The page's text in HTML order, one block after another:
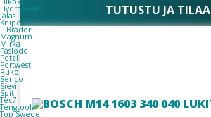
Hydrowear
Jalas
Knipex
L.Brador
Magnum
Mirka
Paslode
Petzl
Portwest
Ruko
Senco
Sievi
Spit
Tec7
Tengtools
Top Swede
TUTUSTU JA TILAA